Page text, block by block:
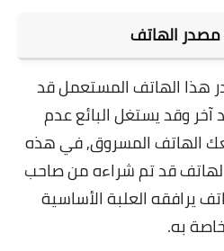
الهاتف
هذا الهاتف المستعمل قد
وقد يستغل البائع عدم
الهاتف المسروق, في هذه
قد تم شراءه من صاحب
يرافقه العلبة الأساسية
به.